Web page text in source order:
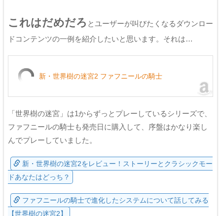
これはだめだろ とユーザーが叫びたくなるダウンロー
ドコンテンツの一例を紹介したいと思います。それは…
新・世界樹の迷宮2 ファフニールの騎士
「世界樹の迷宮」は1からずっとプレーしているシリーズで、
ファフニールの騎士も発売日に購入して、序盤はかなり楽し
んでプレーしていました。
新・世界樹の迷宮2をレビュー！ストーリーとクラシックモー
ドあなたはどっち？
ファフニールの騎士で進化したシステムについて話してみる
【世界樹の迷宮2】